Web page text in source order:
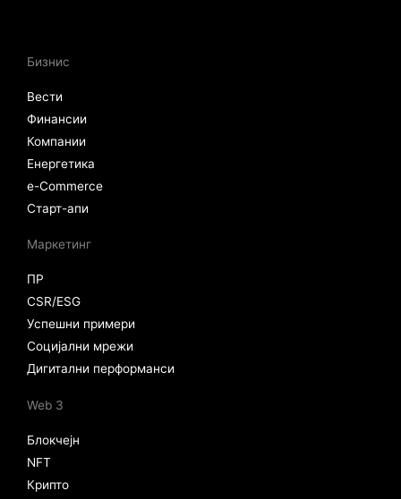
Бизнис
Вести
Финансии
Компании
Енергетика
e-Commerce
Старт-апи
Маркетинг
ПР
CSR/ESG
Успешни примери
Социјални мрежи
Дигитални перформанси
Web 3
Блокчејн
NFT
Крипто